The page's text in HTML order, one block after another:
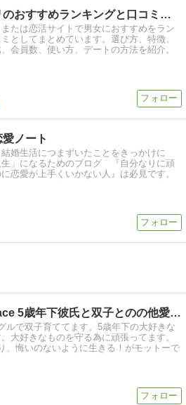
恋活アプリのおすすめランキングと口コミ！選び方まとめ
たは恋活サイトで男女におすすめをラン
としてまとめています。選び方、特徴、
会員数、使い方、デートの方法を紹介。
ノート
婚生活につまずいたことをきっかけに
生」になるためのブログ 『自分なりに頑
恋愛が上手くいかない人』は必見です。
Love&Peace 5歳年下彼氏と双子とのの他愛ない日々
ルで双子育ててます。5歳年下の大好きな
大好きなものを守る為に頑張ってます。
、悔いのないように生きる！がモットーで